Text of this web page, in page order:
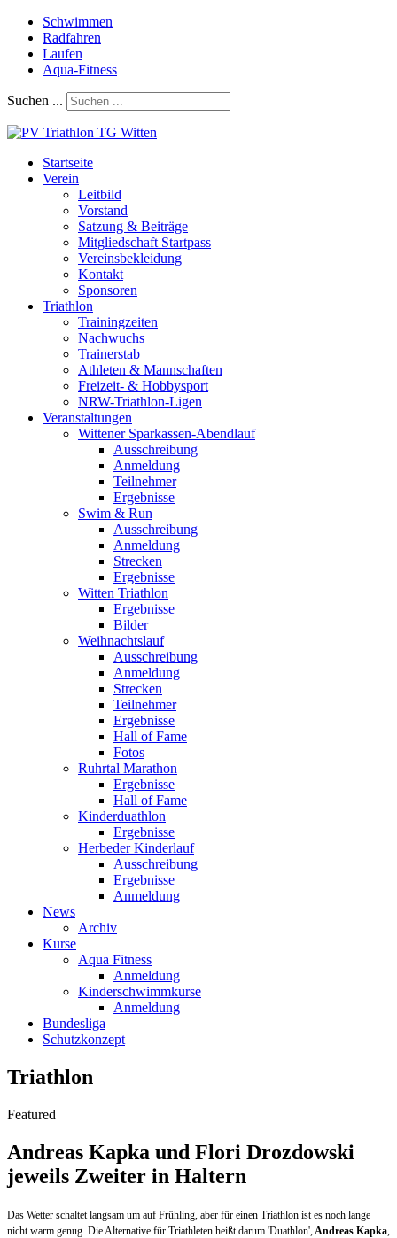
Schwimmen
Radfahren
Laufen
Aqua-Fitness
Suchen ...
Startseite
Verein
Leitbild
Vorstand
Satzung & Beiträge
Mitgliedschaft Startpass
Vereinsbekleidung
Kontakt
Sponsoren
Triathlon
Trainingzeiten
Nachwuchs
Trainerstab
Athleten & Mannschaften
Freizeit- & Hobbysport
NRW-Triathlon-Ligen
Veranstaltungen
Wittener Sparkassen-Abendlauf
Ausschreibung
Anmeldung
Teilnehmer
Ergebnisse
Swim & Run
Ausschreibung
Anmeldung
Strecken
Ergebnisse
Witten Triathlon
Ergebnisse
Bilder
Weihnachtslauf
Ausschreibung
Anmeldung
Strecken
Teilnehmer
Ergebnisse
Hall of Fame
Fotos
Ruhrtal Marathon
Ergebnisse
Hall of Fame
Kinderduathlon
Ergebnisse
Herbeder Kinderlauf
Ausschreibung
Ergebnisse
Anmeldung
News
Archiv
Kurse
Aqua Fitness
Anmeldung
Kinderschwimmkurse
Anmeldung
Bundesliga
Schutzkonzept
Triathlon
Featured
Andreas Kapka und Flori Drozdowski
jeweils Zweiter in Haltern
Das Wetter schaltet langsam um auf Frühling, aber für einen Triathlon ist es noch lange
nicht warm genug. Die Alternative für Triathleten heißt darum 'Duathlon', Andreas Kapka